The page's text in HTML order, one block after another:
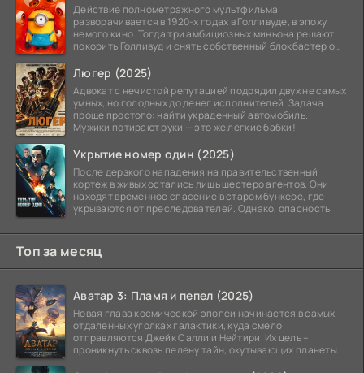
Действие полнометражного мультфильма
разворачивается в 1920-х годах в Голливуде, в эпоху
немого кино. Тогда три амбициозных миньона решают
покорить Голливуд и снять собственный блокбастер о
Люгер (2025)
Адвокат с нечистой репутацией подрядил двух не самых
умных, но голодных до денег исполнителей. Задача
проще простого: найти украденный автомобиль.
Мужики потирают руки — это же лёгкие бабки!
Укрытие номер один (2025)
После дерзкого нападения на правительственный
кортеж в живых остались лишь шестеро агентов. Они
находят временное спасение в старом бункере, где
укрываются от преследователей. Однако, опасность
Топ за месяц
Аватар 3: Пламя и пепел (2025)
Новая глава космической эпопеи начинается в самых
отдаленных уголках галактики, куда смело
отправляются Джейк Салли и Нейтири. Их цель –
проникнуть сквозь пелену тайн, окутывающих планеты